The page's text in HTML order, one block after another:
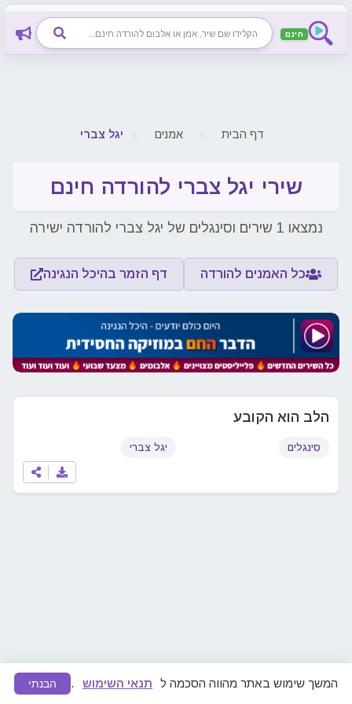
חינם
המשך שימוש באתר מהווה הסכמה ל תנאי השימוש . הבנתי
דף הבית אמנים יגל צברי
שירי יגל צברי להורדה חינם
נמצאו 1 שירים וסינגלים של יגל צברי להורדה ישירה
כל האמנים להורדה דף הזמר בהיכל הנגינה
הלב הוא הקובע
סינגלים יגל צברי
מצאתם תוכן לא ראוי או הפרת זכויות יוצרים? ונפעל להסרה מיידית.